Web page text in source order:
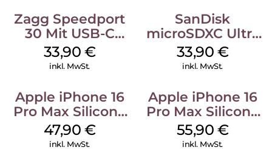
Zagg Speedport
30 Mit USB-C
Kabel Weiß
33,90 €
inkl. MwSt.
SanDisk
microSDXC Ultra
128 GB + Adapter
Mobile
33,90 €
inkl. MwSt.
Apple iPhone 16
Pro Max Silicone
Case MagSafe
Black
47,90 €
inkl. MwSt.
Apple iPhone 16
Pro Max Silicone
Case MagSafe
Stone Gray
55,90 €
inkl. MwSt.